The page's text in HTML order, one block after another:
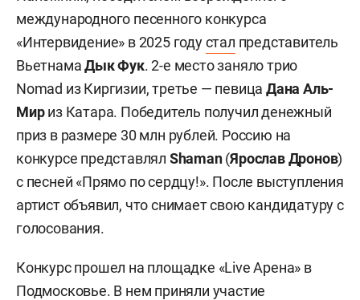
международного песенного конкурса
«Интервидение» в 2025 годустал представитель
ВьетнамаДык Фук. 2-е место заняло трио
Nomad из Киргизии, третье — певица Дана Аль-
Мириз Катара. Победитель получил денежный
приз в размере 30 млн рублей. Россию на
конкурсе представлял Shaman(Ярослав Дронов)
с песней «Прямо по сердцу!». После выступления
артист объявил, что снимает свою кандидатуру с
голосования.
Конкурс прошел на площадке «Live Арена» в
Подмосковье. В нем приняли участие